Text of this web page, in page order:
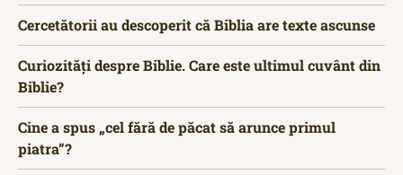
Cercetătorii au descoperit că Biblia are texte ascunse
Curiozități despre Biblie. Care este ultimul cuvânt din
Biblie?
Cine a spus „cel fără de păcat să arunce primul
piatra”?